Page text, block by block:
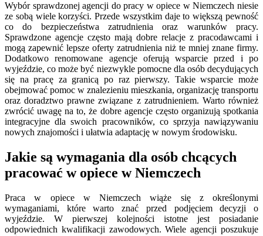
Wybór sprawdzonej agencji do pracy w opiece w Niemczech niesie
ze sobą wiele korzyści. Przede wszystkim daje to większą pewność
co do bezpieczeństwa zatrudnienia oraz warunków pracy.
Sprawdzone agencje często mają dobre relacje z pracodawcami i
mogą zapewnić lepsze oferty zatrudnienia niż te mniej znane firmy.
Dodatkowo renomowane agencje oferują wsparcie przed i po
wyjeździe, co może być niezwykle pomocne dla osób decydujących
się na pracę za granicą po raz pierwszy. Takie wsparcie może
obejmować pomoc w znalezieniu mieszkania, organizację transportu
oraz doradztwo prawne związane z zatrudnieniem. Warto również
zwrócić uwagę na to, że dobre agencje często organizują spotkania
integracyjne dla swoich pracowników, co sprzyja nawiązywaniu
nowych znajomości i ułatwia adaptację w nowym środowisku.
Jakie są wymagania dla osób chcących
pracować w opiece w Niemczech
Praca w opiece w Niemczech wiąże się z określonymi
wymaganiami, które warto znać przed podjęciem decyzji o
wyjeździe. W pierwszej kolejności istotne jest posiadanie
odpowiednich kwalifikacji zawodowych. Wiele agencji poszukuje